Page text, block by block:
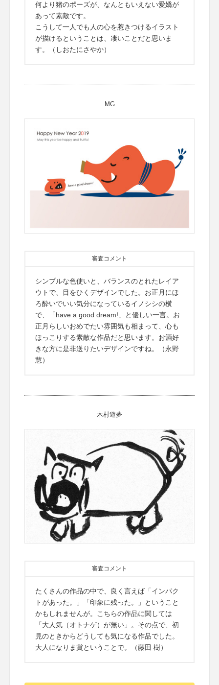
何より猪のポーズが、なんともいえない愛嬌が
あって素敵です。
こうして一人でも人の心を惹きつけるイラスト
が描けるということは、凄いことだと思いま
す。（しおたにさやか）
MG
審査コメント
シンプルな色使いと、バランスのとれたレイア
ウトで、目をひくデザインでした。お正月にほ
ろ酔いでいい気分になっているイノシシの横
で、「have a good dream!」と優しい一言。お
正月らしいおめでたい雰囲気も相まって、心も
ほっこりする素敵な作品だと思います。お酒好
きな方に是非送りたいデザインですね。（永野
慧）
木村遊夢
審査コメント
たくさんの作品の中で、良く言えば「インパク
トがあった。」「印象に残った。」ということ
かもしれませんが。こちらの作品に関しては
「大人気（オトナゲ）が無い」。その点で、初
見のときからどうしても気になる作品でした。
大人になりま賞ということで。（藤田 樹）